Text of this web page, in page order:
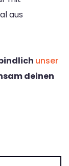
aus
unser
deinen